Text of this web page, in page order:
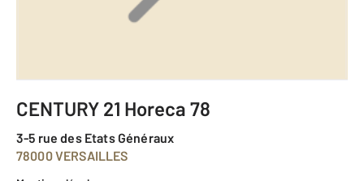
CENTURY 21 Horeca 78
3-5 rue des Etats Généraux
78000 VERSAILLES